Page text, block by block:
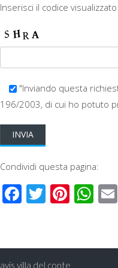
Inserisci il codice visualizzato
"Inviando questa
196/2003, di cui ho potuto
Condividi questa pagina:
Facebook
Twitter
avis villa del conte